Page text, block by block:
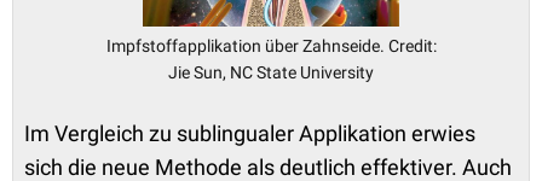
Impfstoffapplikation über Zahnseide. Credit:
Jie Sun, NC State University
Im Vergleich zu sublingualer Applikation erwies
sich die neue Methode als deutlich effektiver. Auch